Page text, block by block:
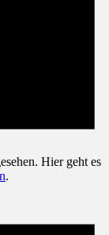
Hier geht es
.